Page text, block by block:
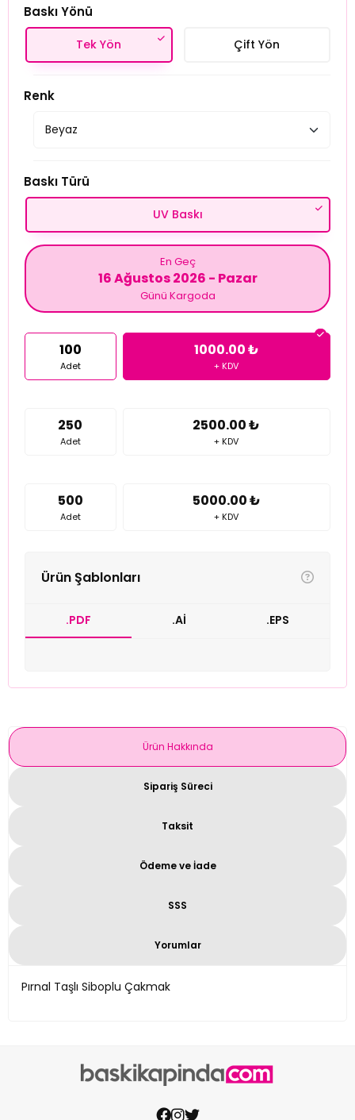
Baskı Yönü
Tek Yön Çift Yön
Renk
Baskı Türü
UV Baskı
En Geç
16 Ağustos 2026 - Pazar
Günü Kargoda
100
Adet
1000.00 ₺
+ KDV
250
Adet
2500.00 ₺
+ KDV
500
Adet
5000.00 ₺
+ KDV
Ürün Şablonları
.PDF .Aİ .EPS
Ürün Hakkında
Sipariş Süreci
Taksit
Ödeme ve İade
SSS
Yorumlar
Pırnal Taşlı Siboplu Çakmak